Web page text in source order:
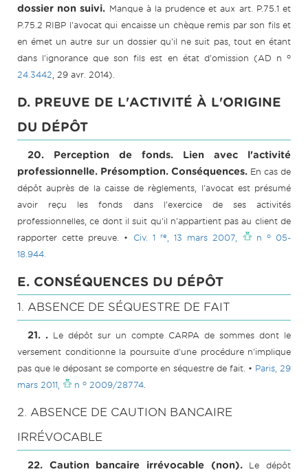
dossier non suivi. Manque à la prudence et aux art. P.75.1 et
P.75.2 RIBP l'avocat qui encaisse un chèque remis par son fils et
en émet un autre sur un dossier qu'il ne suit pas, tout en étant
dans l'ignorance que son fils est en état d'omission (AD n
o
24.3442, 29 avr. 2014).
D. PREUVE DE L'ACTIVITÉ À L'ORIGINE
DU DÉPÔT
20. Perception de fonds. Lien avec l'activité
professionnelle. Présomption. Conséquences. En cas de
dépôt auprès de la caisse de règlements, l'avocat est présumé
avoir reçu les fonds dans l'exercice de ses activités
professionnelles, ce dont il suit qu'il n'appartient pas au client de
rapporter cette preuve. • Civ. 1 re, 13 mars 2007, n o05-
18.944.
E. CONSÉQUENCES DU DÉPÔT
1. ABSENCE DE SÉQUESTRE DE FAIT
21. . Le dépôt sur un compte CARPA de sommes dont le
versement conditionne la poursuite d'une procédure n'implique
pas que le déposant se comporte en séquestre de fait. • Paris, 29
mars 2011,
n o 2009/28774.
2. ABSENCE DE CAUTION BANCAIRE
IRRÉVOCABLE
22. Caution bancaire irrévocable (non).
Le dépôt